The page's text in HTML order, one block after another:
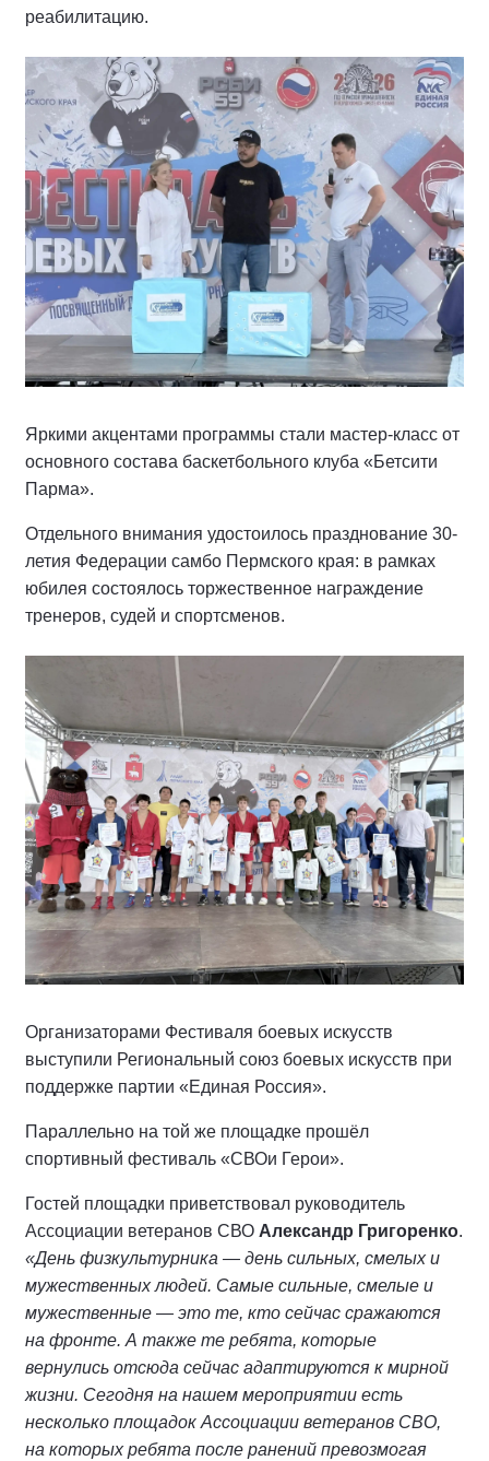
реабилитацию.
Яркими акцентами программы стали мастер-класс от
основного состава баскетбольного клуба «Бетсити
Парма».
Отдельного внимания удостоилось празднование 30-
летия Федерации самбо Пермского края: в рамках
юбилея состоялось торжественное награждение
тренеров, судей и спортсменов.
Организаторами Фестиваля боевых искусств
выступили Региональный союз боевых искусств при
поддержке партии «Единая Россия».
Параллельно на той же площадке прошёл
спортивный фестиваль «СВОи Герои».
Гостей площадки приветствовал руководитель
Ассоциации ветеранов СВО Александр Григоренко.
«День физкультурника — день сильных, смелых и
мужественных людей. Самые сильные, смелые и
мужественные — это те, кто сейчас сражаются
на фронте. А также те ребята, которые
вернулись отсюда сейчас адаптируются к мирной
жизни. Сегодня на нашем мероприятии есть
несколько площадок Ассоциации ветеранов СВО,
на которых ребята после ранений превозмогая